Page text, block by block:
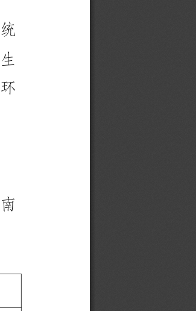
统
生
环
南